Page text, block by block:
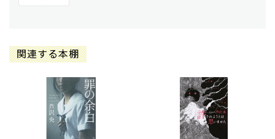
関連する本棚